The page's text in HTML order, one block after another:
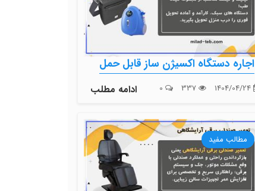
اجاره دستگاه اکسیژن ساز قابل حمل
ادامه مطلب
مطالب مفید